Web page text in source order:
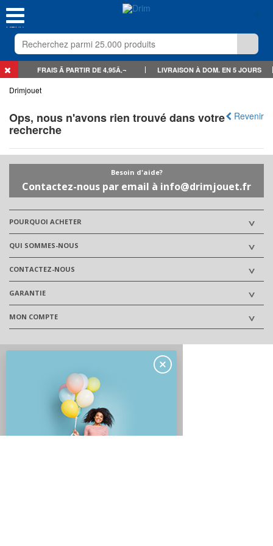
MENU
FRAIS Ã PARTIR DE 4,95Â‚¬ LIVRAISON À DOM. EN 5 JOURS
Drimjouet
Revenir
Ops, nous n'avons rien trouvé dans votre
recherche
Besoin d'aide?
Contactez-nous par email à info@drimjouet.fr
POURQUOI ACHETER
QUI SOMMES-NOUS
CONTACTEZ-NOUS
GARANTIE
MON COMPTE